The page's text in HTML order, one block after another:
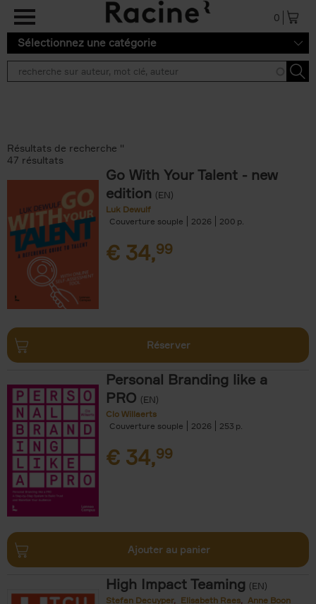
Aller au contenu principal
0
Sélectionnez une catégorie
Résultats de recherche ''
47 résultats
Go With Your Talent - new
edition (EN)
Luk Dewulf
Couverture souple
2026 200
€ 34,99
Réserver
Personal Branding like a
PRO (EN)
Clo Willaerts
Couverture souple
2026 253
€ 34,99
Ajouter au panier
High Impact Teaming (EN)
Stefan Decuyper Elisabeth Raes
Anne Boon